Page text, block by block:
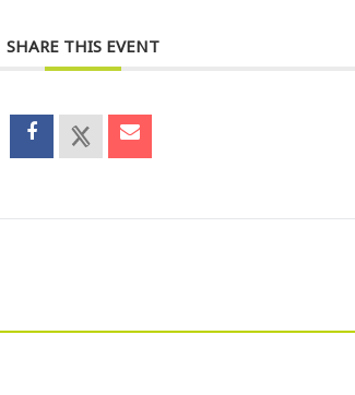
SHARE THIS EVENT